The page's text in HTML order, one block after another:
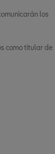
los
como titular de